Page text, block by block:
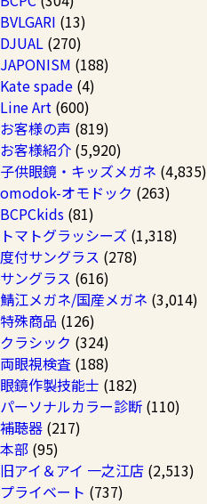
BVLGARI (13)
DJUAL (270)
JAPONISM (188)
Kate spade (4)
Line Art (600)
お客様の声 (819)
お客様紹介 (5,920)
子供眼鏡・キッズメガネ (4,835)
omodok-オモドック (263)
BCPCkids (81)
トマトグラッシーズ (1,318)
度付サングラス (278)
サングラス (616)
鯖江メガネ/国産メガネ (3,014)
特殊商品 (126)
クラシック (324)
両眼視検査 (188)
眼鏡作製技能士 (182)
パーソナルカラー診断 (110)
補聴器 (217)
本部 (95)
旧アイ＆アイ 一之江店 (2,513)
プライベート (737)